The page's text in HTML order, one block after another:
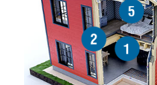
1
2
5